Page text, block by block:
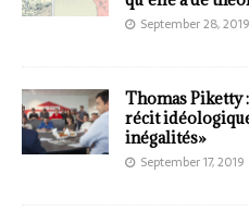
September 28, 2019
Thomas Piketty
récit
inégalités»
September 17, 2019